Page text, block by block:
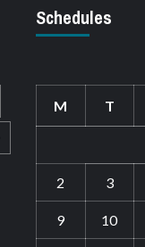
Schedules
M T
2 3
9 10